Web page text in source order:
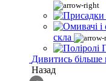
скла
Дивитись більше
Назад